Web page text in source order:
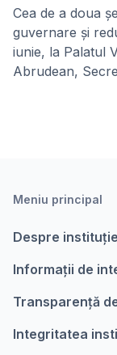
Cea de a doua
guvernare și
iunie, la Palatul
Abrudean,
Meniu principal
Despre instituție
Informații de
Transparență
Integritatea